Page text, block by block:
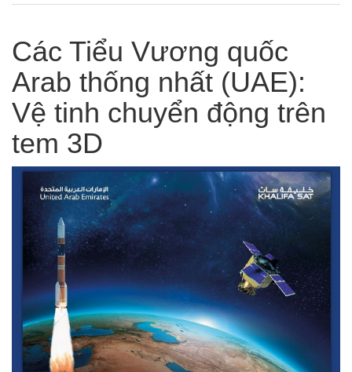
Các Tiểu Vương quốc
Arab thống nhất (UAE):
Vệ tinh chuyển động trên
tem 3D